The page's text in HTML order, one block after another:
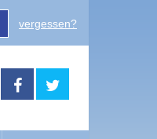
vergessen?